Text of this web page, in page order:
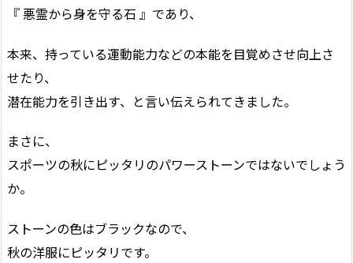
『 悪霊から身を守る石 』であり、
本来、持っている運動能力などの本能を目覚めさせ向上さ
せたり、
潜在能力を引き出す、と言い伝えられてきました。
まさに、
スポーツの秋にピッタリのパワーストーンではないでしょう
か。
ストーンの色はブラックなので、
秋の洋服にピッタリです。